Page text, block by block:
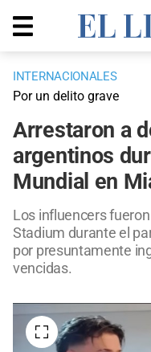
INTERNACIONALES
Por un delito grave
Arrestaron a
argentinos
Mundial en
Los influencers
Stadium durante el
por presuntamente
vencidas.